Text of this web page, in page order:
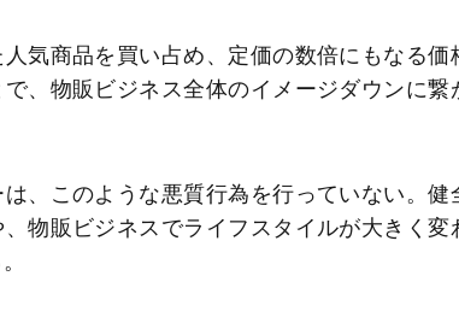
気商品を買い占め、定価の数倍にもなる価
、物販ビジネス全体のイメージダウンに繋
、このような悪質行為を行っていない。健
物販ビジネスでライフスタイルが大きく変